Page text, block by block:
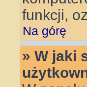
funkcji,
Na górę
» W jaki